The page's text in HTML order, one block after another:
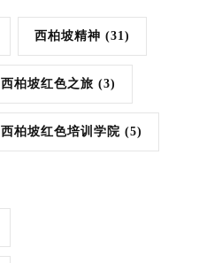
西柏坡精神 (31)
西柏坡红色之旅 (3)
西柏坡红色培训学院 (5)